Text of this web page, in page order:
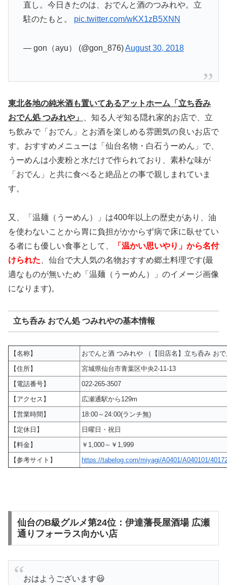
直し。今日きたのは、おでんと酒のつみれや。立
駐のたもと。 pic.twitter.com/wKX1zB5XNN
— gon（ayu） (@gon_876)August 30, 2018
東北各地の純米酒も置いてあるアットホーム「立ち呑み
おでん処 つみれや」
、知る人ぞ知る隠れ家的お店で、立
ち飲みで「おでん」とお酒を楽しめる雰囲気の良いお店で
す。おすすめメニューは「仙台名物・白石うーめん」で、
うーめんは小麦粉と水だけで作られており、素朴な味が
「おでん」と共に食べると絶品との事で親しまれていま
す。
又、「温麺（うーめん）」は400年以上の歴史があり、油
を使わないことから胃に負担がかからず病で床に臥せてい
る者にも優しい食事として、
「温かい思いやり」から名付
けられた 、仙台で大人気の名物おすすめ郷土料理です(最
適なものが無いため「温麺（うーめん）」のイメージ画像
になります)。
立ち呑み おでん処 つみれやの基本情報
【名称】
おでんと酒 つみれや （【旧店名】立ち呑み お
【住所】
宮城県仙台市青葉区中央2-11-13
【電話番号】
022-265-3507
【アクセス】
広瀬通駅から129m
【営業時間】
18:00～24:00(ランチ無)
【定休日】
日曜日・祝日
【料金】
￥1,000～￥1,999
【参考サイト】
https://tabelog.com/miyagi/A0401/A040101/
仙台のB級グルメ第24位：伊達藩長屋酒場 広瀬
通りフォーラス向かい店
おはようございます😃